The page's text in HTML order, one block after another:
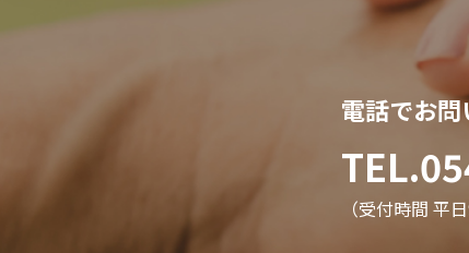
電話でお
（受付時間 平